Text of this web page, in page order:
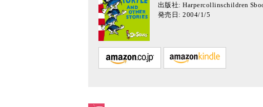
出版社: Harpercollinschildren
発売日: 2004/1/5